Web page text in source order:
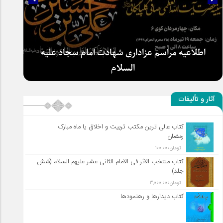
اطلاعیه مراسم عزاداری شهادت امام سجاد علیه
سلطان عشق
آثار و تألیفات
کتاب عالی ترین مکتب تربیت و اخلاق یا ماه مبارک
رمضان
تومان100,000
کتاب منتخب الاثر فی الامام الثانی عشر علیهم السلام (شش
جلد)
تومان3,000,000
کتاب دیدارها و رهنمودها